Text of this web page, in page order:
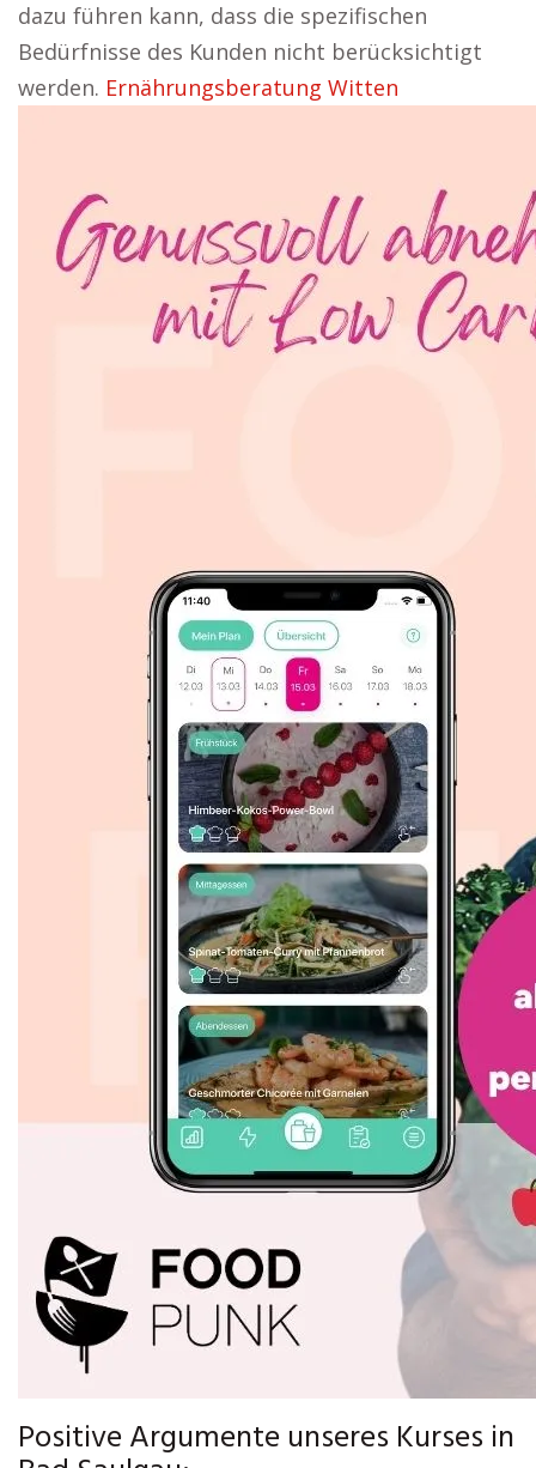
dazu führen kann, dass die spezifischen
Bedürfnisse des Kunden nicht berücksichtigt
werden. Ernährungsberatung Witten
Positive Argumente unseres Kurses in